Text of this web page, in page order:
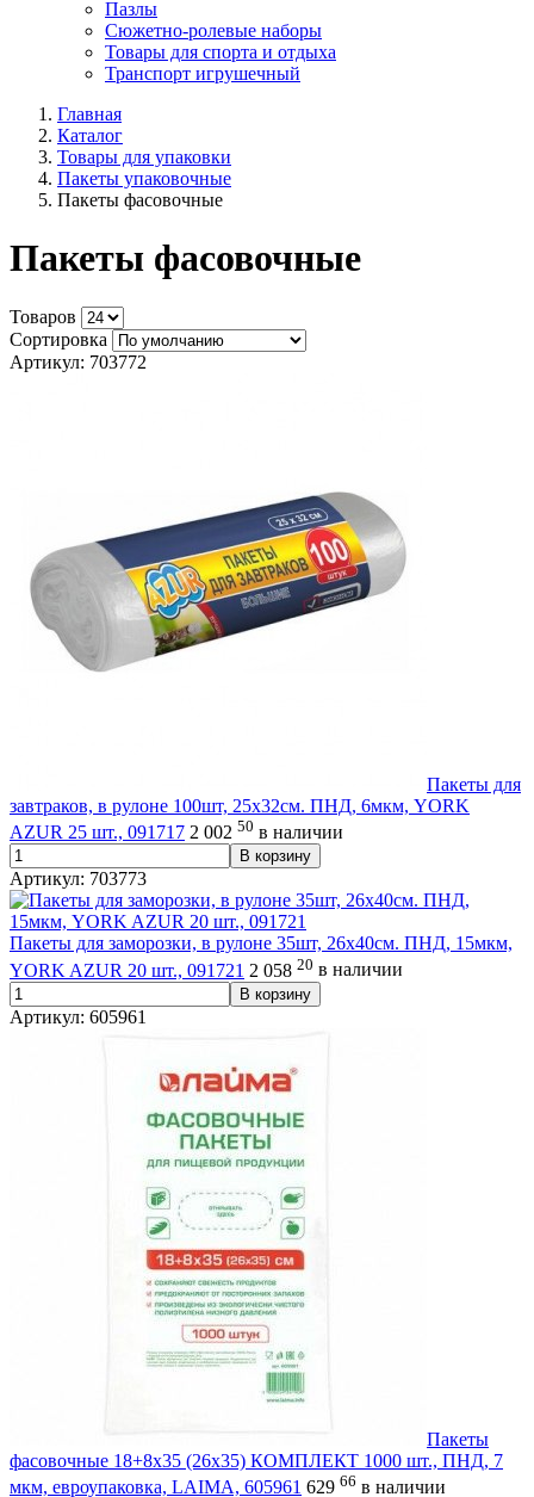
Пазлы
Сюжетно-ролевые наборы
Товары для спорта и отдыха
Транспорт игрушечный
Главная
Каталог
Товары для упаковки
Пакеты упаковочные
Пакеты фасовочные
Пакеты фасовочные
Товаров
Сортировка
Артикул: 703772
Пакеты для
завтраков, в рулоне 100шт, 25х32см. ПНД, 6мкм, YORK
AZUR 25 шт., 091717 2 002 50 в наличии
В корзину
Артикул: 703773
Пакеты для заморозки, в рулоне 35шт, 26х40см. ПНД, 15мкм,
YORK AZUR 20 шт., 091721 2 058 20 в наличии
В корзину
Артикул: 605961
Пакеты
фасовочные 18+8х35 (26х35) КОМПЛЕКТ 1000 шт., ПНД, 7
мкм, евроупаковка, LAIMA, 605961 629 66 в наличии